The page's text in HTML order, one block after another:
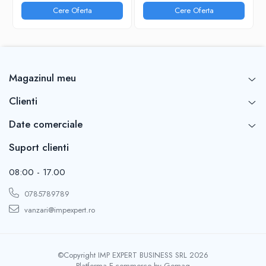
RIGLE
COMUNICARE & PREZENTARE
TABLE MOBILE
TABLE DE CONFERINTA
ECRANE DE PROTECTIE SI ACCESORII
ACCESORII PENTRU TABLE SI
SISTEME INTERACTIVE
TEHNICA DE BIROU
Cere Oferta Cere Oferta
Magazinul meu
Clienti
Date comerciale
Suport clienti
08:00 - 17.00
0785789789
vanzari@impexpert.ro
©Copyright IMP EXPERT BUSINESS SRL 2026